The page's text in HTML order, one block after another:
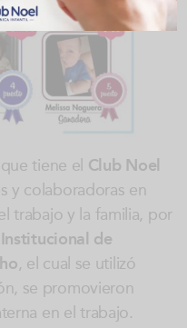
tiene el Club Noel
y colaboradoras en
trabajo y la familia, por
de
, el cual se utilizó
se promovieron
en el trabajo.